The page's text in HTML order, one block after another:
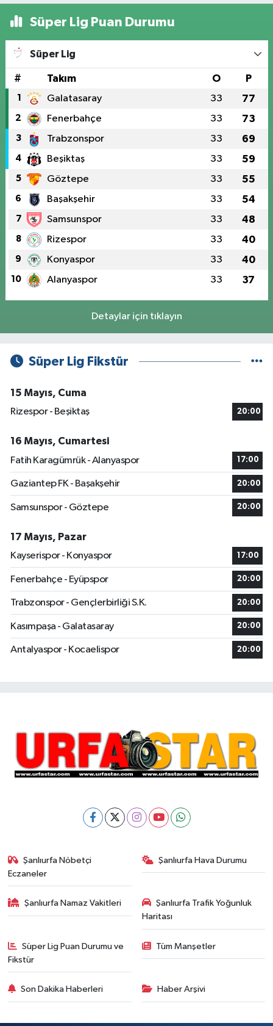
Süper Lig Puan Durumu
Süper Lig
# Takım O P
1 Galatasaray 33 77
2 Fenerbahçe 33 73
3 Trabzonspor 33 69
4 Beşiktaş 33 59
5 Göztepe 33 55
6 Başakşehir 33 54
7 Samsunspor 33 48
8 Rizespor 33 40
9 Konyaspor 33 40
10 Alanyaspor 33 37
Detaylar için tıklayın
Süper Lig Fikstür
15 Mayıs, Cuma
Rizespor - Beşiktaş
20:00
16 Mayıs, Cumartesi
Fatih Karagümrük - Alanyaspor
17:00
Gaziantep FK - Başakşehir 20:00
Samsunspor - Göztepe 20:00
17 Mayıs, Pazar
Kayserispor - Konyaspor
17:00
Fenerbahçe - Eyüpspor 20:00
Trabzonspor - Gençlerbirliği S.K. 20:00
Kasımpaşa - Galatasaray 20:00
Antalyaspor - Kocaelispor 20:00
Şanlıurfa Nöbetçi
Eczaneler
Şanlıurfa Hava Durumu
Şanlıurfa Namaz Vakitleri
Şanlıurfa Trafik Yoğunluk
Haritası
Süper Lig Puan Durumu ve
Fikstür
Tüm Manşetler
Son Dakika Haberleri Haber Arşivi